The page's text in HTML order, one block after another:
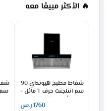
🔥 الأكثر مبيعًا معه
شفاط مطبخ هيونداي 90
سم انتلجنت حرف T مائل -
أسود HY-06
1760ر.س